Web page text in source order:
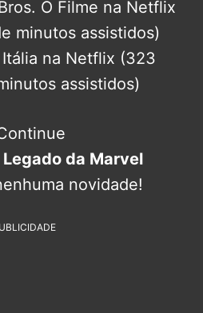
O Filme na Netflix
minutos assistidos)
na Netflix (323
assistidos)
Legado da Marvel
novidade!